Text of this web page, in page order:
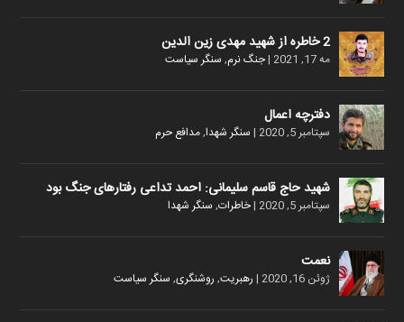
2 خاطره از شهید مهدی زین الدین
مه 17, 2021 |جنگ نرم, سنگر سیاست
دفترچه اعمال
سپتامبر 5, 2020 | سنگر شهدا,مدافع حرم
شهید حاج قاسم سلیمانی: احمد تداعی رفتارهای جنگ بود
سپتامبر 5, 2020 |خاطرات, سنگر شهدا
نعمت
ژوئن 16, 2020 | رهبریت, روشنگری, سنگر سیاست